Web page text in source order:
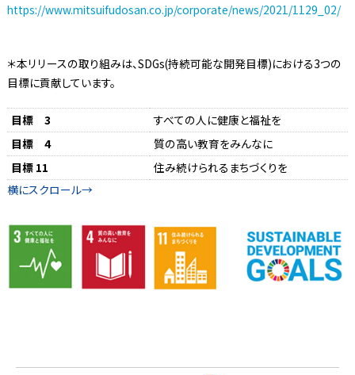
https://www.mitsuifudosan.co.jp/corporate/news/2021/1129_02/
＊本リリースの取り組みは、SDGs(持続可能な開発目標)における3つの
目標に貢献しています。
目標 3
すべての人に健康と福祉を
目標 4
質の高い教育をみんなに
目標 11
住み続けられるまちづくりを